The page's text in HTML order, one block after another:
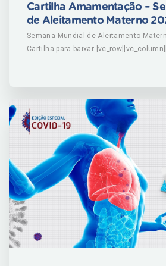
Cartilha Amamentação –
de Aleitamento Materno
Semana Mundial de Aleitamento
Cartilha para baixar [vc_row][vc_column][vc_btn title="Clique
%2Fcartilhas%2F|||"][/vc_column][/